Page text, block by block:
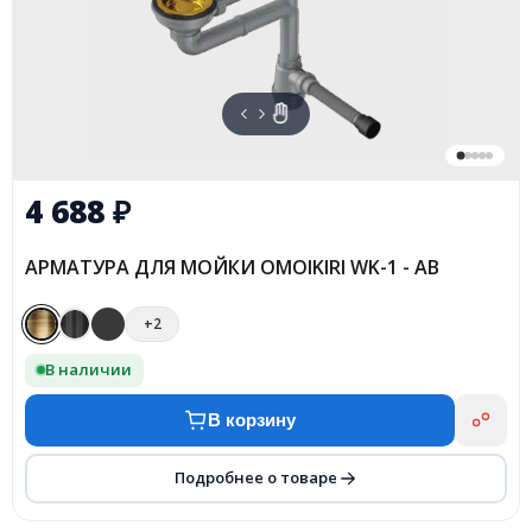
4 688₽
АРМАТУРА ДЛЯ МОЙКИ OMOIKIRI WK-1 - AB
+2
В наличии
В корзину
Подробнее о товаре